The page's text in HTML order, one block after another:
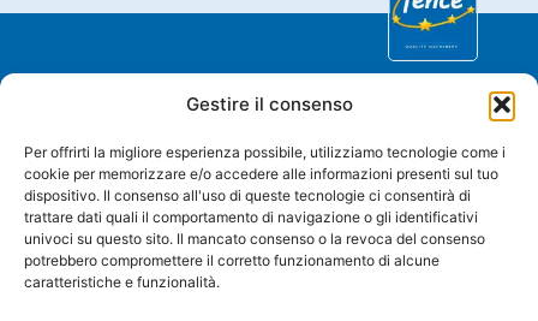
Gestire il consenso
Per offrirti la migliore esperienza possibile, utilizziamo tecnologie come i
cookie per memorizzare e/o accedere alle informazioni presenti sul tuo
dispositivo. Il consenso all'uso di queste tecnologie ci consentirà di
trattare dati quali il comportamento di navigazione o gli identificativi
univoci su questo sito. Il mancato consenso o la revoca del consenso
potrebbero compromettere il corretto funzionamento di alcune
caratteristiche e funzionalità.
Chave De Ponte 3, Bastavales,
15280 Brión, La Coruña
Iberfence SL - Partita IVA: B74417890
CHI SIAMO
CATEGORIE